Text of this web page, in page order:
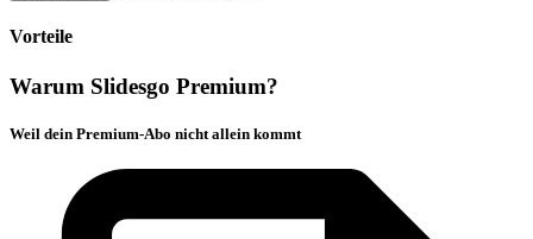
Vorteile
Warum Slidesgo Premium?
Weil dein Premium-Abo nicht allein kommt